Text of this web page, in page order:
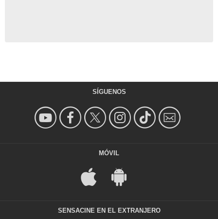
SÍGUENOS
MÓVIL
SENSACINE EN EL EXTRANJERO